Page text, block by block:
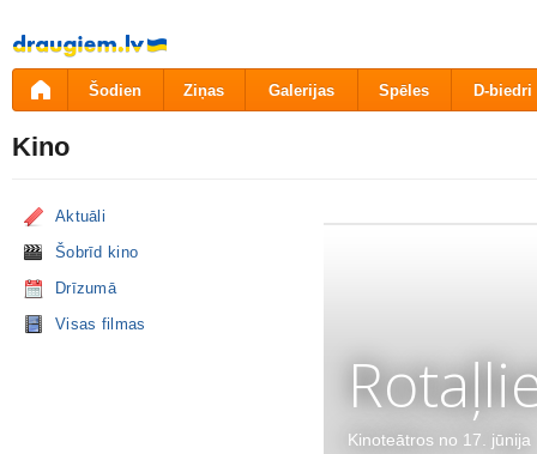
Pāriet
uz
saturu
Šodien Ziņas Galerijas Spēles D-biedri
Kino
Aktuāli
Šobrīd kino
Drīzumā
Visas filmas
Kinoteātros no 17. jūnija